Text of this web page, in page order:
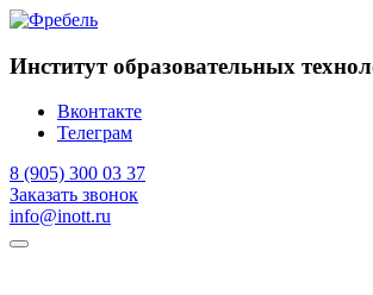
Институт образовательных
Вконтакте
Телеграм
8 (905) 300 03 37
Заказать звонок
info@inott.ru